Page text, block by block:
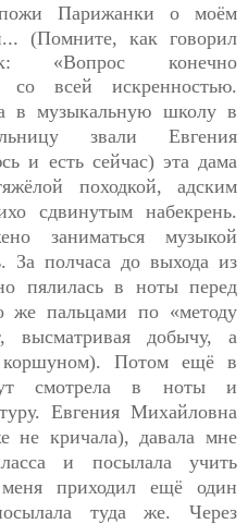
Парижанки о моём
.. (Помните, как говорил
«Вопрос конечно
со всей искренностью.
в музыкальную школу в
звали Евгения
и есть сейчас) эта дама
походкой, адским
сдвинутым набекрень.
заниматься музыкой
За полчаса до выхода из
пялилась в ноты перед
же пальцами по «методу
высматривая добычу, а
коршуном). Потом ещё в
смотрела в ноты и
Евгения Михайловна
не кричала), давала мне
и посылала учить
приходил ещё один
туда же. Через